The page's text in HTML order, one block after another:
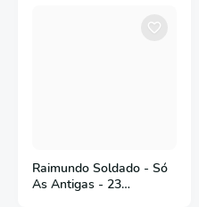
Raimundo Soldado - Só
As Antigas - 23